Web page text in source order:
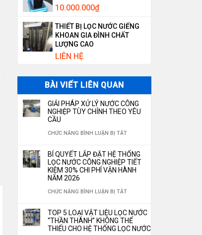
10.000.000₫
THIẾT BỊ LỌC NƯỚC GIẾNG
KHOAN GIA ĐÌNH CHẤT
LƯỢNG CAO
LIÊN HỆ
BÀI VIẾT LIÊN QUAN
GIẢI PHÁP XỬ LÝ NƯỚC CÔNG
NGHIỆP TÙY CHỈNH THEO YÊU
CẦU
CHỨC NĂNG BÌNH LUẬN BỊ TẮTỞ
PHÁP
XỬ
CÔNG
NGHIỆP
BÍ QUYẾT LẮP ĐẶT HỆ THỐNG
LỌC NƯỚC CÔNG NGHIỆP TIẾT
KIỆM 30% CHI PHÍ VẬN HÀNH
NĂM 2026
CHỨC NĂNG BÌNH LUẬN BỊ TẮTỞ
QUYẾT
LẮP
TOP 5 LOẠI VẬT LIỆU LỌC NƯỚC
“THẦN THÁNH” KHÔNG THỂ
THIẾU CHO HỆ THỐNG LỌC NƯỚC